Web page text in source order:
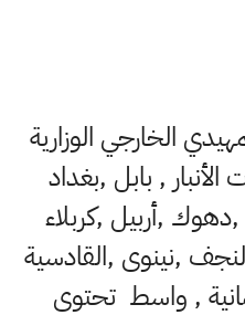
الخارجي الوزارية
الأنبار , بابل ,بغداد
,أربيل ,كربلاء
,نينوى ,القادسية
, واسط تحتوى